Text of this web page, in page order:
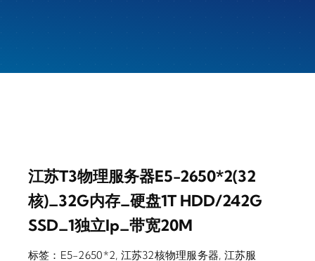
江苏T3物理服务器E5-2650*2(32
核)_32G内存_硬盘1T HDD/242G
SSD_1独立ip_带宽20M
标签： E5-2650*2, 江苏32核物理服务器, 江苏服